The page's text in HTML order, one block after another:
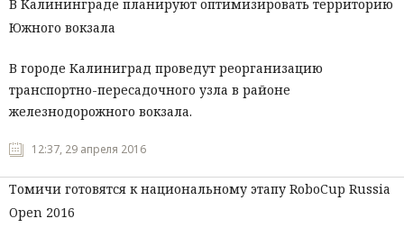
В Калининграде планируют оптимизировать территорию
Южного вокзала
В городе Калиниград проведут реорганизацию
транспортно-пересадочного узла в районе
железнодорожного вокзала.
12:37, 29 апреля 2016
Томичи готовятся к национальному этапу RoboCup Russia
Open 2016